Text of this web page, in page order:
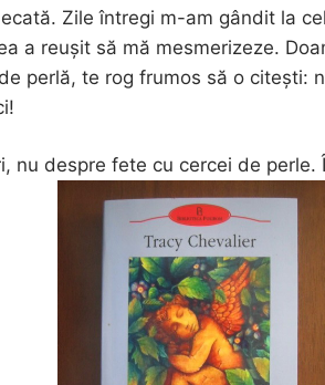
Zile întregi m-am gândit la
a reușit să mă mesmerizeze.
perlă, te rog frumos să o citești:
nu despre fete cu cercei de perle.